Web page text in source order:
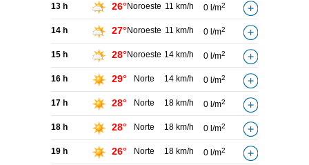
13 h 26° Noroeste 11 km/h 0 l/m2
14 h 27° Noroeste 11 km/h 0 l/m2
15 h 28° Noroeste 14 km/h 0 l/m2
16 h 29° Norte 14 km/h 0 l/m2
17 h 28° Norte 18 km/h 0 l/m2
18 h 28° Norte 18 km/h 0 l/m2
19 h 26° Norte 18 km/h 0 l/m2